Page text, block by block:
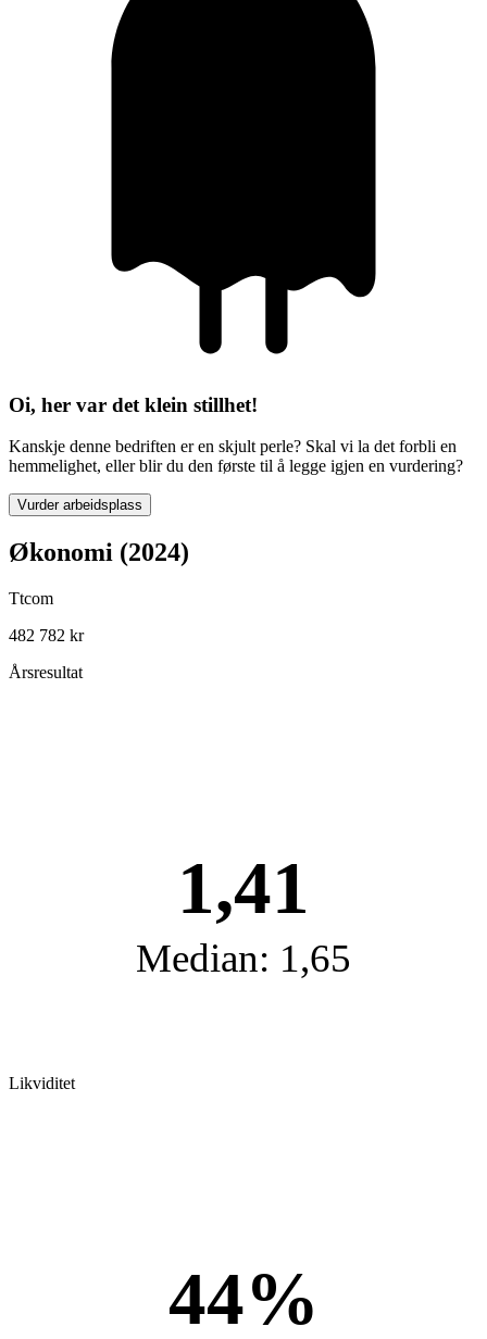
Oi, her var det klein stillhet!
Kanskje denne bedriften er en skjult perle? Skal vi la det forbli en
hemmelighet, eller blir du den første til å legge igjen en vurdering?
Vurder arbeidsplass
Økonomi (2024)
Ttcom
482 782 kr
Årsresultat
1,41
Median: 1,65
Likviditet
44%